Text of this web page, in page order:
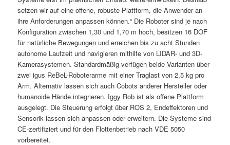
setzen wir auf eine offene, robuste Plattform, die Anwender an
ihre Anforderungen anpassen können.“ Die Roboter sind je nach
Konfiguration zwischen 1,30 und 1,70 m hoch, besitzen 16 DOF
für natürliche Bewegungen und erreichen bis zu acht Stunden
autonome Laufzeit und navigieren mithilfe von LIDAR- und 3D-
Kamerasystemen. Standardmäßig verfügen beide Varianten über
zwei igus ReBeL-Roboterarme mit einer Traglast von 2,5 kg pro
Arm. Alternativ lassen sich auch Cobots anderer Hersteller oder
humanoide Hände integrieren. Iggy Rob ist als offene Plattform
ausgelegt. Die Steuerung erfolgt über ROS 2, Endeffektoren und
Sensorik lassen sich anpassen oder erweitern. Die Systeme sind
CE‑zertifiziert und für den Flottenbetrieb nach VDE 5050
vorbereitet.